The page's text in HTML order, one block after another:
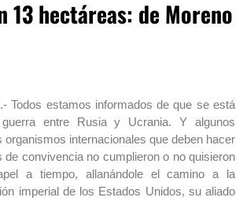
13 hectáreas: de Moreno
Todos estamos informados de que se está
guerra entre Rusia y Ucrania. Y algunos
organismos internacionales que deben hacer
de convivencia no cumplieron o no quisieron
a tiempo, allanándole el camino a la
imperial de los Estados Unidos, su aliado